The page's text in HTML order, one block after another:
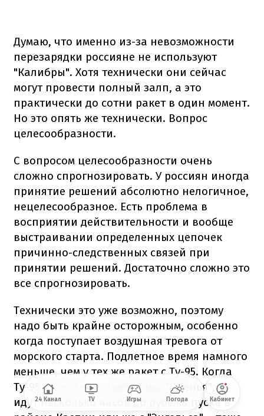
Думаю, что именно из-за невозможности
перезарядки россияне не используют
"Калибры". Хотя технически они сейчас
могут провести полный залп, а это
практически до сотни ракет в один момент.
Но это опять же технически. Вопрос
целесообразности.
С вопросом целесообразности очень
сложно спрогнозировать. У россиян иногда
принятие решений абсолютно нелогичное,
нецелесообразное. Есть проблема в
восприятии действительности и вообще
выстраивании определенных цепочек
причинно-следственных связей при
принятии решений. Достаточно сложно это
все спрогнозировать.
Технически это уже возможно, поэтому
надо быть крайне осторожным, особенно
когда поступает воздушная тревога от
морского старта. Подлетное время намного
меньше, чем у тех же ракет с Ту-95. Когда
Ту-95 взлетают с аэродрома "Оленья", то
идут несколько часов до рубежа пуска в
24 Канал TV Игры Погода Кабинет